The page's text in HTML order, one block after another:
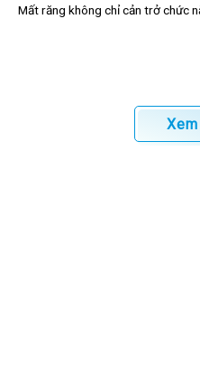
Mất răng không chỉ cản trở chức